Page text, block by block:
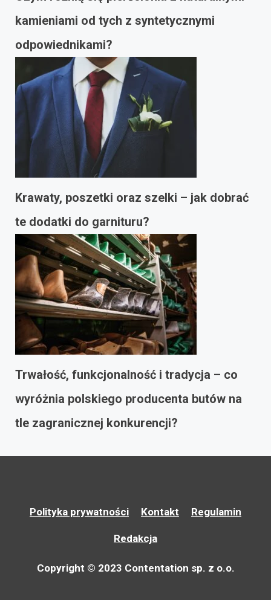
kamieniami od tych z syntetycznymi
odpowiednikami?
Krawaty, poszetki oraz szelki – jak dobrać
te dodatki do garnituru?
Trwałość, funkcjonalność i tradycja – co
wyróżnia polskiego producenta butów na
tle zagranicznej konkurencji?
Polityka prywatności Kontakt Regulamin
Redakcja
Copyright © 2023 Contentation sp. z o.o.